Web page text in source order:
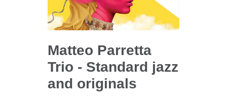
Matteo Parretta
Trio - Standard jazz
and originals